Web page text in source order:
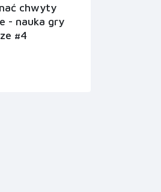
chwyty
- nauka gry
#4